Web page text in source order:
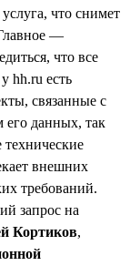
что снимет
—
что все
hh.ru есть
связанные с
его данных, так
технические
внешних
требований.
запрос на
Кортиков,